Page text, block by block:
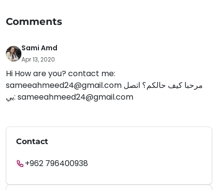
Comments
Sami Amd
Apr 13, 2020
Hi How are you? contact me:
sameeahmeed24@gmail.com
بي: sameeahmeed24@gmail.com
Contact
+962 796400938